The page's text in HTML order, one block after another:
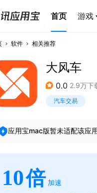
首页 游戏
软件 相关推荐
大风车
0.0 2.9万下
汽车交易
应用宝mac版暂未适配该应
10倍 加速